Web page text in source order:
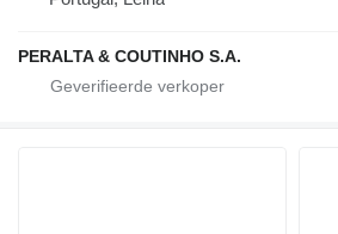
PERALTA & COUTINHO S.A.